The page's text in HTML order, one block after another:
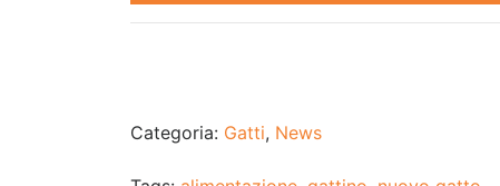
Categoria: Gatti, News